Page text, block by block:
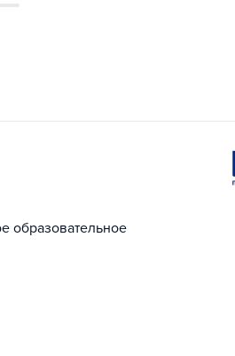
образовательное